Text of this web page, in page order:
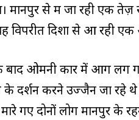
से महू जा रही एक तेज़
विपरीत दिशा से आ रही
ओमनी कार में आग लग
के दर्शन करने उज्जैन जा रहे
गए दोनों लोग मानपुर के